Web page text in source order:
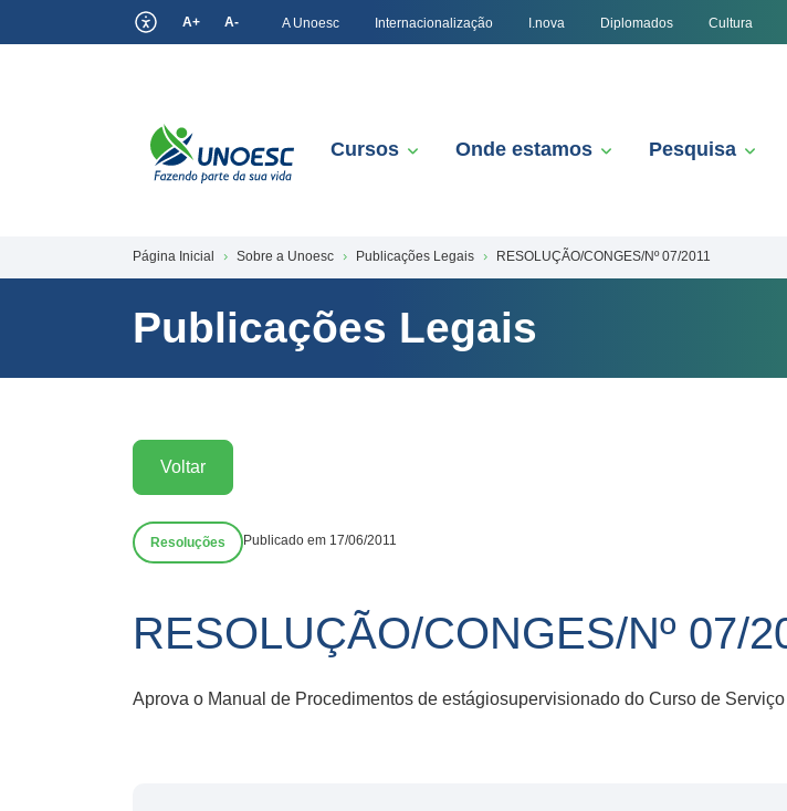
A+ A- A Unoesc Internacionalização I.nova Diplomados Cultura
Cursos Onde estamos Pesquisa
Página Inicial Sobre a Unoesc Publicações Legais RESOLUÇÃO/CONGES/Nº 07/2011
Publicações Legais
Voltar
Resoluções Publicado em 17/06/2011
RESOLUÇÃO/CONGES/Nº 07/
Aprova o Manual de Procedimentos de estágiosupervisionado do Curso de